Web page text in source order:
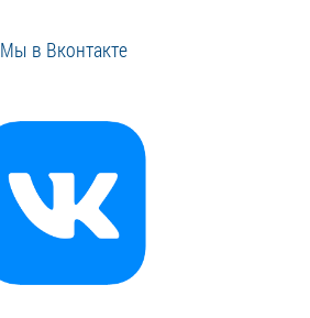
Мы в Вконтакте